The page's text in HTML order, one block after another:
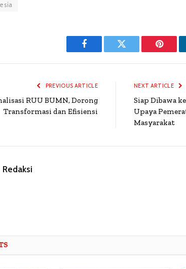
Facebook Twitter
PREVIOUS ARTICLE
RUU BUMN, Dorong
Transformasi dan Efisiensi
NEXT ARTICLE
Siap Dibawa
Upaya
Masyarakat
Redaksi